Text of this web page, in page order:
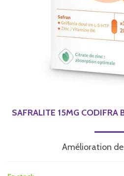
SAFRALITE 15MG CODIFRA
Amélioration